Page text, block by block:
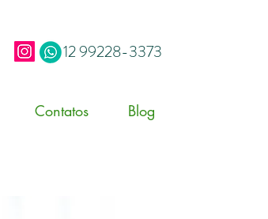
12 99228-3373
Contatos Blog